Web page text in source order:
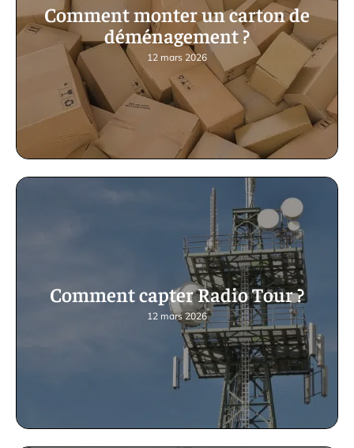
Comment monter un carton de
déménagement ?
12 mars 2026
Comment capter Radio Tour ?
12 mars 2026